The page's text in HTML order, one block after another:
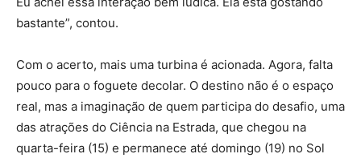
bastante”, contou.
Com o acerto, mais uma turbina é acionada. Agora, falta
pouco para o foguete decolar. O destino não é o espaço
real, mas a imaginação de quem participa do desafio, uma
das atrações do Ciência na Estrada, que chegou na
quarta-feira (15) e permanece até domingo (19) no Sol